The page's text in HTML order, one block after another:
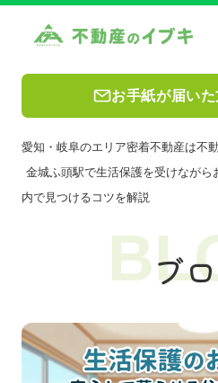
お手紙が届い
愛知・岐阜のエリア密着不動産は不
金城ふ頭駅で生活保護を受けなが
内で見つけるコツを解説
ブ